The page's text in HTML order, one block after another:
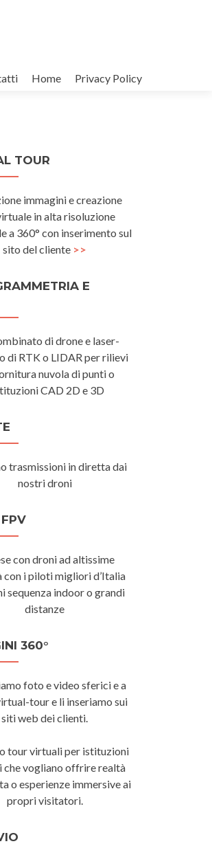
Home Privacy Policy
TOUR
immagini e creazione
in alta risoluzione
a 360° con inserimento sul
sito del cliente >>
E
di drone e laser-
di RTK o LIDAR per rilievi
nuvola di punti o
CAD 2D e 3D
trasmissioni in diretta dai
nostri droni
con droni ad altissime
con i piloti migliori d’Italia
sequenza indoor o grandi
distanze
360°
foto e video sferici e a
tour e li inseriamo sui
siti web dei clienti.
tour virtuali per istituzioni
che vogliano offrire realtà
o esperienze immersive ai
propri visitatori.